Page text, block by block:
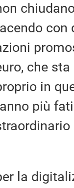
con
che
in
più
la